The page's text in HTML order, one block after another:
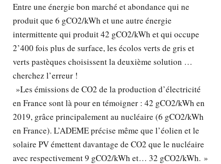
Entre une énergie bon marché et abondance qui ne
produit que 6 gCO2/kWh et une autre énergie
intermittente qui produit 42 gCO2/kWh et qui occupe
2’400 fois plus de surface, les écolos verts de gris et
verts pastèques choisissent la deuxième solution …
cherchez l’erreur !
»Les émissions de CO2 de la production d’électricité
en France sont là pour en témoigner : 42 gCO2/kWh en
2019, grâce principalement au nucléaire (6 gCO2/kWh
en France). L’ADEME précise même que l’éolien et le
solaire PV émettent davantage de CO2 que le nucléaire
avec respectivement 9 gCO2/kWh et… 32 gCO2/kWh. »